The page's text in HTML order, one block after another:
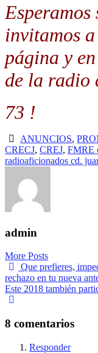
invitamos
página y
de la radio
73 !
ANUNCIOS,
CRECJ, CREJ, FMRE
radioaficionados cd.
admin
More Posts
Navegación
de
entradas
Que prefieres,
rechazo en tu nueva
Este 2018 también
8 comentarios
Responder